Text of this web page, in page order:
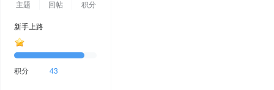
主题
回帖
积分
新手上路
积分 43